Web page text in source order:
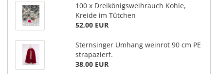
100 x Dreikönigsweihrauch Kohle,
Kreide im Tütchen
52,00 EUR
Sternsinger Umhang weinrot 90 cm PE
strapazierf.
38,00 EUR